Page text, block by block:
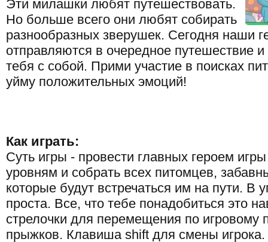
Эти милашки любят путешествовать.
Но больше всего они любят собирать
разнообразных зверушек. Сегодня наши
отправляются в очередное путешествие
тебя с собой. Прими участие в поисках
уйму положительных эмоций!
Как играть:
Суть игры - провести главных героем
уровням и собрать всех питомцев,
которые будут встречаться им на пути. В
проста. Все, что тебе понадобиться это
стрелочки для перемещения по игровому
прыжков. Клавиша shift для смены